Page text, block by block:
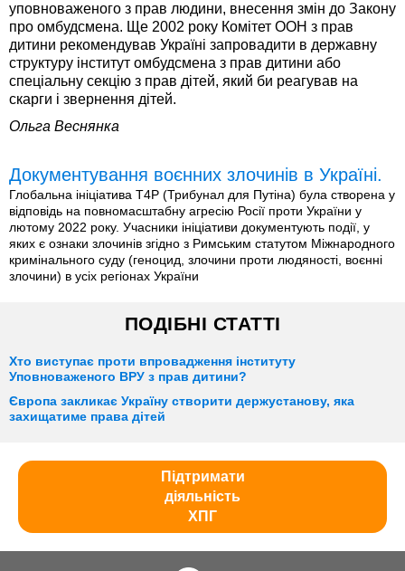
уповноваженого з прав людини, внесення змін до Закону
про омбудсмена. Ще 2002 року Комітет ООН з прав
дитини рекомендував Україні запровадити в державну
структуру інститут омбудсмена з прав дитини або
спеціальну секцію з прав дітей, який би реагував на
скарги і звернення дітей.
Ольга Веснянка
Документування воєнних злочинів в Україні.
Глобальна ініціатива T4P (Трибунал для Путіна) була створена у
відповідь на повномасштабну агресію Росії проти України у
лютому 2022 року. Учасники ініціативи документують події, у
яких є ознаки злочинів згідно з Римським статутом Міжнародного
кримінального суду (геноцид, злочини проти людяності, воєнні
злочини) в усіх регіонах України
ПОДІБНІ СТАТТІ
Хто виступає проти впровадження інституту
Уповноваженого ВРУ з прав дитини?
Європа закликає Україну створити держустанову, яка
захищатиме права дітей
Підтримати
діяльність
ХПГ